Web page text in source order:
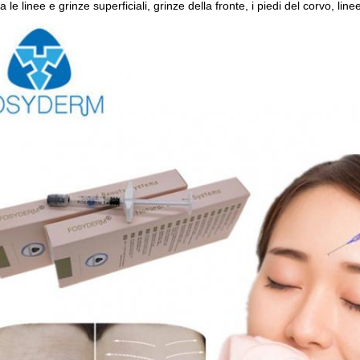
le linee e grinze superficiali, grinze della fronte, i piedi del corvo,